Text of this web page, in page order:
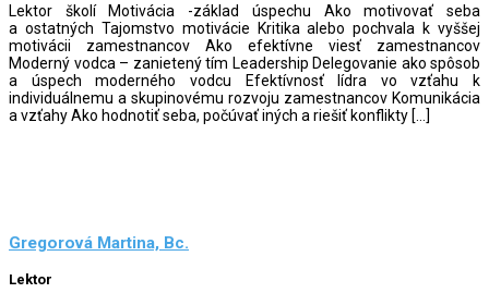
Lektor školí Motivácia -základ úspechu Ako motivovať seba
a ostatných Tajomstvo motivácie Kritika alebo pochvala k vyššej
motivácii zamestnancov Ako efektívne viesť zamestnancov
Moderný vodca – zanietený tím Leadership Delegovanie ako spôsob
a úspech moderného vodcu Efektívnosť lídra vo vzťahu k
individuálnemu a skupinovému rozvoju zamestnancov Komunikácia
a vzťahy Ako hodnotiť seba, počúvať iných a riešiť konflikty […]
Gregorová Martina, Bc.
Lektor